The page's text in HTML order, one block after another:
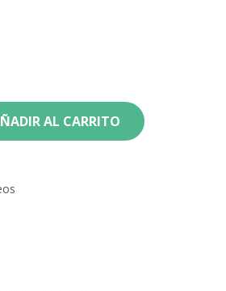
AL CARRITO